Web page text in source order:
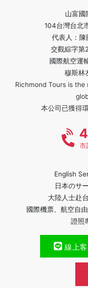
山富國
104台灣台北
代表人：
交觀綜字第
國際航空運
穆斯林
Richmond Tours is
本公司已獲得
市
English
日本のサ
大陸人士赴
國際機票、航空自
證照
線上